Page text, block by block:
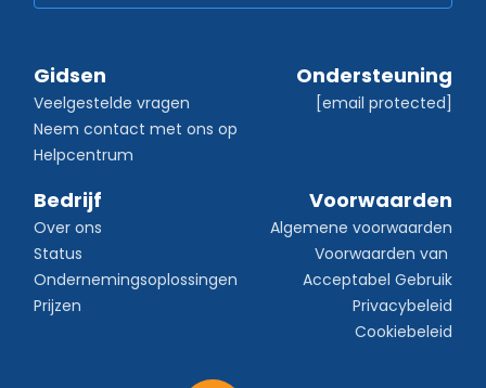
Gidsen
Veelgestelde vragen
Neem contact met ons op
Helpcentrum
Ondersteuning
[email protected]
Bedrijf
Over ons
Status
Ondernemingsoplossingen
Prijzen
Voorwaarden
Algemene voorwaarden
Voorwaarden van
Acceptabel Gebruik
Privacybeleid
Cookiebeleid